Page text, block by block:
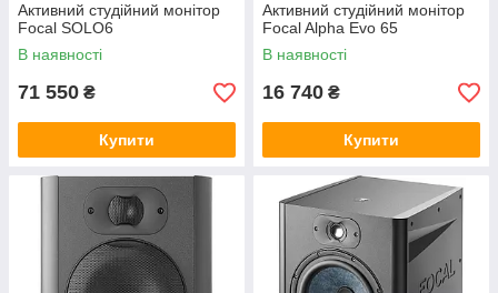
Активний студійний монітор
Focal SOLO6
В наявності
71 550 ₴
Купити
Активний студійний монітор
Focal Alpha Evo 65
В наявності
16 740 ₴
Купити